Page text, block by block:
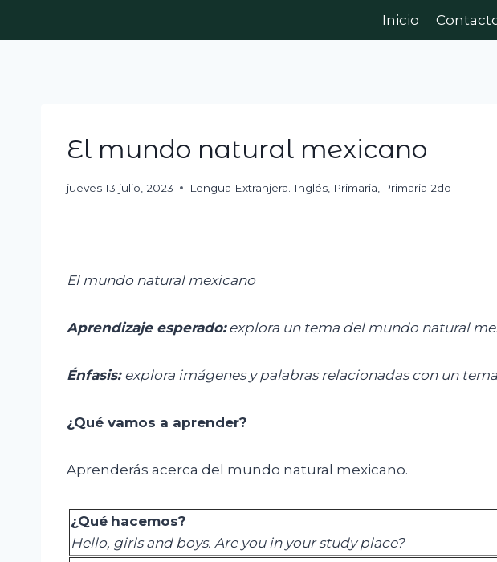
Inicio
El mundo natural mexicano
jueves 13 julio, 2023 Lengua Extranjera. Inglés Primaria Primaria 2do
El mundo natural mexicano
Aprendizaje esperado: explora un tema del mundo natural
Énfasis: explora imágenes y palabras relacionadas con un
¿Qué vamos a aprender?
Aprenderás acerca del mundo natural mexicano.
¿Qué hacemos?
Hello, girls and boys. Are you in your study place?